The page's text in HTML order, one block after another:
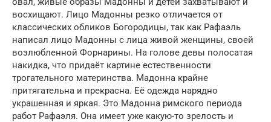
восхищают. Лицо Мадонны резко отличается от
классических обликов Богородицы, так как Рафаэль
написал лицо Мадонны с лица живой женщины, своей
возлюбленной Форнарины. На голове девы полосатая
накидка, что придаёт картине естественности
трогательного материнства. Мадонна крайне
притягательна и прекрасна. Её одежда нарядно
украшенная и яркая. Это Мадонна римского периода
работ Рафаэля. Она имеет уже какую-то зрелость и